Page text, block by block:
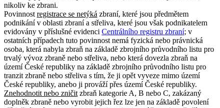
nikoliv ke zbrani.
Povinnost registrace se netýká zbraní, které jsou předmětem
podnikání v oblasti zbraní a střeliva, které jsou však podnikatelem
evidovány v příslušné evidenci Centrálního registru zbraní; v
ostatních případech tuto povinnost nemá fyzická nebo právnická
osoba, která nabyla zbraň na základě zbrojního průvodního listu pro
trvalý vývoz zbraně nebo střeliva, nebo která dovezla zbraň na
území České republiky na základě zbrojního průvodního listu pro
tranzit zbraně nebo střeliva s tím, že ji opět vyveze mimo území
České republiky, anebo ji prováží přes území České republiky.
Znehodnotit nebo zničit zbraň kategorie A, B nebo C, zakázaný
doplněk zbraně nebo vyrobit jejich řez lze jen na základě povolení